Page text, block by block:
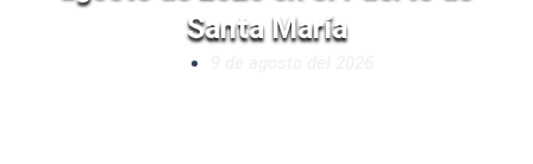
Santa María